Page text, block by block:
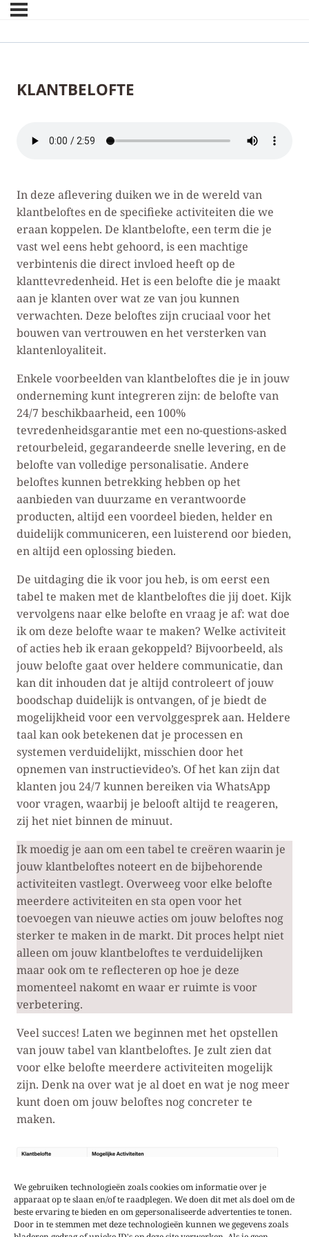
We gebruiken technologieën zoals cookies om informatie over je
apparaat op te slaan en/of te raadplegen. We doen dit met als doel om de
beste ervaring te bieden en om gepersonaliseerde advertenties te tonen.
Door in te stemmen met deze technologieën kunnen we gegevens zoals
KLANTBELOFTE
In deze aflevering duiken we in de wereld van
klantbeloftes en de specifieke activiteiten die we
eraan koppelen. De klantbelofte, een term die je
vast wel eens hebt gehoord, is een machtige
verbintenis die direct invloed heeft op de
klanttevredenheid. Het is een belofte die je maakt
aan je klanten over wat ze van jou kunnen
verwachten. Deze beloftes zijn cruciaal voor het
bouwen van vertrouwen en het versterken van
klantenloyaliteit.
Enkele voorbeelden van klantbeloftes die je in jouw
onderneming kunt integreren zijn: de belofte van
24/7 beschikbaarheid, een 100%
tevredenheidsgarantie met een no-questions-asked
retourbeleid, gegarandeerde snelle levering, en de
belofte van volledige personalisatie. Andere
beloftes kunnen betrekking hebben op het
aanbieden van duurzame en verantwoorde
producten, altijd een voordeel bieden, helder en
duidelijk communiceren, een luisterend oor bieden,
en altijd een oplossing bieden.
De uitdaging die ik voor jou heb, is om eerst een
tabel te maken met de klantbeloftes die jij doet. Kijk
vervolgens naar elke belofte en vraag je af: wat doe
ik om deze belofte waar te maken? Welke activiteit
of acties heb ik eraan gekoppeld? Bijvoorbeeld, als
jouw belofte gaat over heldere communicatie, dan
kan dit inhouden dat je altijd controleert of jouw
boodschap duidelijk is ontvangen, of je biedt de
mogelijkheid voor een vervolggesprek aan. Heldere
taal kan ook betekenen dat je processen en
systemen verduidelijkt, misschien door het
opnemen van instructievideo’s. Of het kan zijn dat
klanten jou 24/7 kunnen bereiken via WhatsApp
voor vragen, waarbij je belooft altijd te reageren,
zij het niet binnen de minuut.
Ik moedig je aan om een tabel te creëren waarin je
jouw klantbeloftes noteert en de bijbehorende
activiteiten vastlegt. Overweeg voor elke belofte
meerdere activiteiten en sta open voor het
toevoegen van nieuwe acties om jouw beloftes nog
sterker te maken in de markt. Dit proces helpt niet
alleen om jouw klantbeloftes te verduidelijken
maar ook om te reflecteren op hoe je deze
momenteel nakomt en waar er ruimte is voor
verbetering.
Veel succes! Laten we beginnen met het opstellen
van jouw tabel van klantbeloftes. Je zult zien dat
voor elke belofte meerdere activiteiten mogelijk
zijn. Denk na over wat je al doet en wat je nog meer
kunt doen om jouw beloftes nog concreter te
maken.